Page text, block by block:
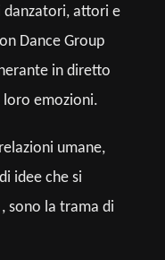
danzatori, attori e
Dance Group
in diretto
emozioni.
umane,
idee che si
sono la trama di